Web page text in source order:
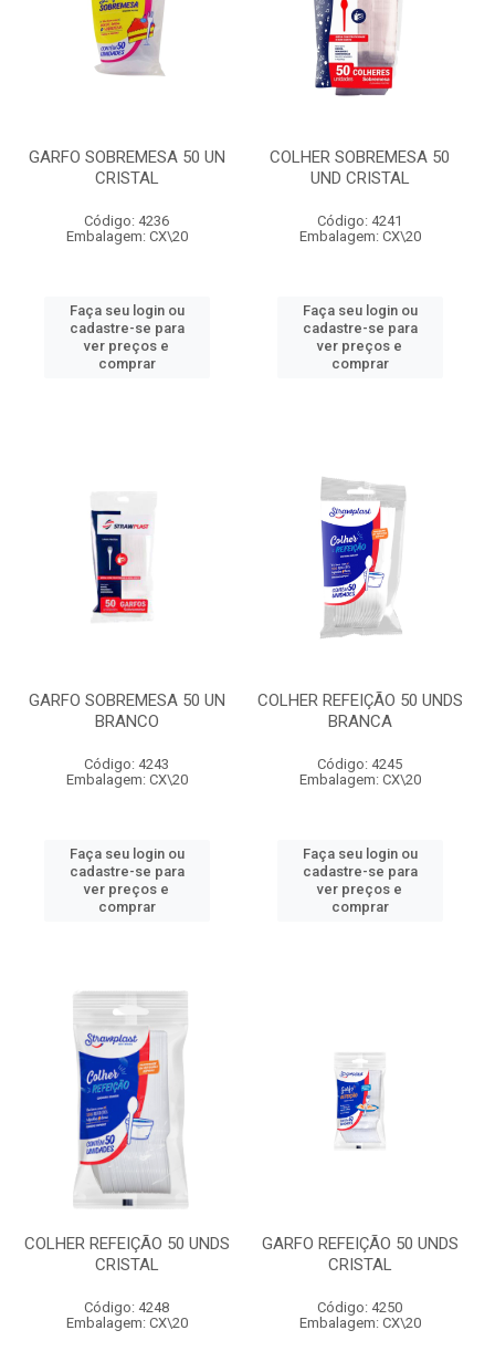
GARFO SOBREMESA 50 UN
CRISTAL
Código: 4236
Embalagem: CX\20
Faça seu login ou
cadastre-se para
ver preços e
comprar
COLHER SOBREMESA 50
UND CRISTAL
Código: 4241
Embalagem: CX\20
Faça seu login ou
cadastre-se para
ver preços e
comprar
GARFO SOBREMESA 50 UN
BRANCO
Código: 4243
Embalagem: CX\20
Faça seu login ou
cadastre-se para
ver preços e
comprar
COLHER REFEIÇÃO 50 UNDS
BRANCA
Código: 4245
Embalagem: CX\20
Faça seu login ou
cadastre-se para
ver preços e
comprar
COLHER REFEIÇÃO 50 UNDS
CRISTAL
Código: 4248
Embalagem: CX\20
GARFO REFEIÇÃO 50 UNDS
CRISTAL
Código: 4250
Embalagem: CX\20